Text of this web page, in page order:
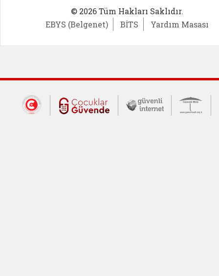
© 2026 Tüm Hakları Saklıdır.
EBYS (Belgenet)
BİTS Yardım Masası
Dış Bağlantılar
Cumhurbaşkanlığı İletişim Merkezi
Çocuklar Güvende (yeni
Güvenli